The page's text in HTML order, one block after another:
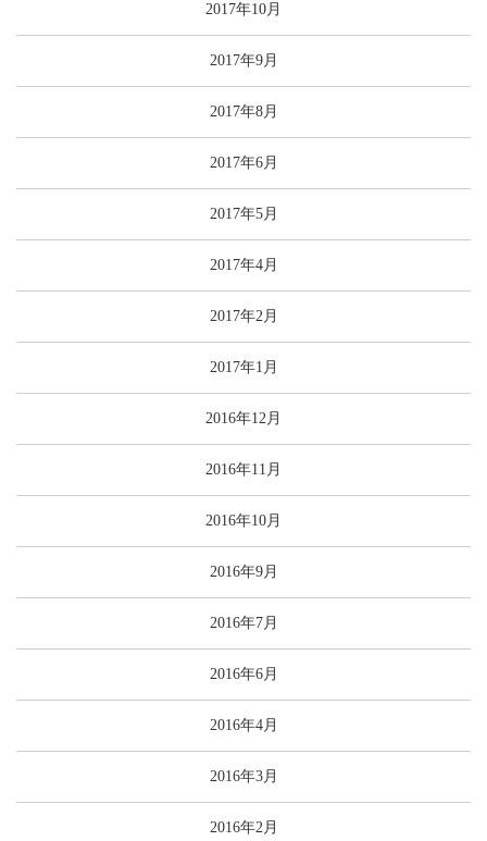
2017年10月
2017年9月
2017年8月
2017年6月
2017年5月
2017年4月
2017年2月
2017年1月
2016年12月
2016年11月
2016年10月
2016年9月
2016年7月
2016年6月
2016年4月
2016年3月
2016年2月